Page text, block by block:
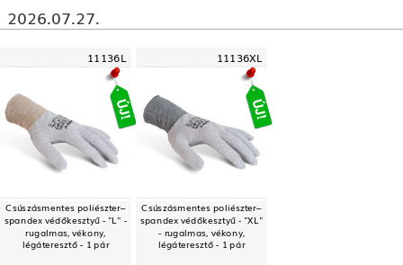
2026.07.27.
11136L
Csúszásmentes poliészter–
spandex védőkesztyű - "L" -
rugalmas, vékony,
légáteresztő - 1 pár
11136XL
Csúszásmentes poliészter–
spandex védőkesztyű - "XL"
- rugalmas, vékony,
légáteresztő - 1 pár